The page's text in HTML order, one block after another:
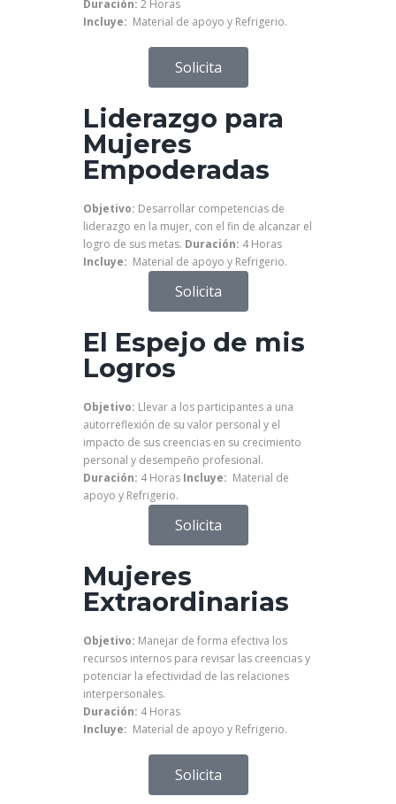
Duración: 2 Horas
Incluye: Material de apoyo y Refrigerio.
Solicita
Liderazgo para
Mujeres
Empoderadas
Objetivo: Desarrollar competencias de
liderazgo en la mujer, con el fin de alcanzar el
logro de sus metas. Duración: 4 Horas
Incluye: Material de apoyo y Refrigerio.
Solicita
El Espejo de mis
Logros
Objetivo: Llevar a los participantes a una
autorreflexión de su valor personal y el
impacto de sus creencias en su crecimiento
personal y desempeño profesional.
Duración: 4 Horas Incluye: Material de
apoyo y Refrigerio.
Solicita
Mujeres
Extraordinarias
Objetivo: Manejar de forma efectiva los
recursos internos para revisar las creencias y
potenciar la efectividad de las relaciones
interpersonales.
Duración: 4 Horas
Incluye: Material de apoyo y Refrigerio.
Solicita